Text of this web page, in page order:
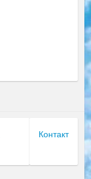
Контакт